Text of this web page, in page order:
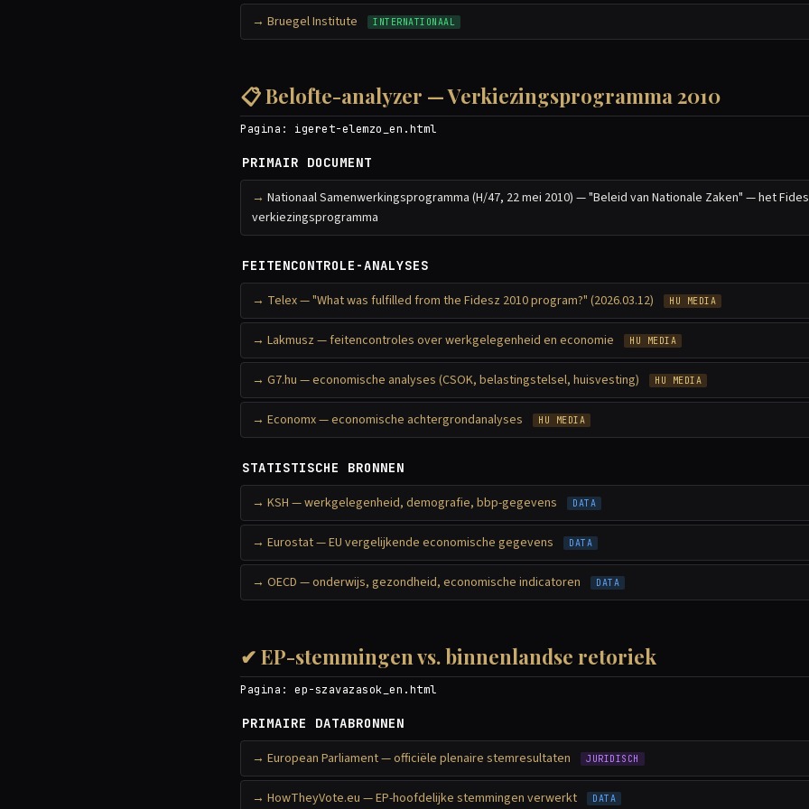
Bruegel Institute INTERNATIONAAL
📋 Belofte-analyzer — Verkiezingsprogramma 2010
Pagina: igeret-elemzo_en.html
PRIMAIR DOCUMENT
Nationaal Samenwerkingsprogramma (H/47, 22 mei 2010) — "Beleid van Nationale Zaken" — het
verkiezingsprogramma
FEITENCONTROLE-ANALYSES
Telex — "What was fulfilled from the Fidesz 2010 program?" (2026.03.12) HU MEDIA
Lakmusz — feitencontroles over werkgelegenheid en economie HU MEDIA
G7.hu — economische analyses (CSOK, belastingstelsel, huisvesting) HU MEDIA
Economx — economische achtergrondanalyses HU MEDIA
STATISTISCHE BRONNEN
KSH — werkgelegenheid, demografie, bbp-gegevens DATA
Eurostat — EU vergelijkende economische gegevens DATA
OECD — onderwijs, gezondheid, economische indicatoren DATA
✔ EP-stemmingen vs. binnenlandse retoriek
Pagina: ep-szavazasok_en.html
PRIMAIRE DATABRONNEN
European Parliament — officiële plenaire stemresultaten JURIDISCH
HowTheyVote.eu — EP-hoofdelijke stemmingen verwerkt DATA